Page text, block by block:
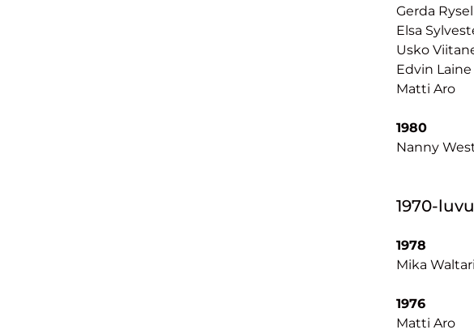
Gerda
Elsa
Usko
Edvin Laine
Matti Aro
1980
Nanny
1970-
1978
Mika Waltari
1976
Matti Aro